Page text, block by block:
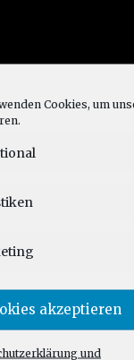
Cookies, um
akzeptieren
und